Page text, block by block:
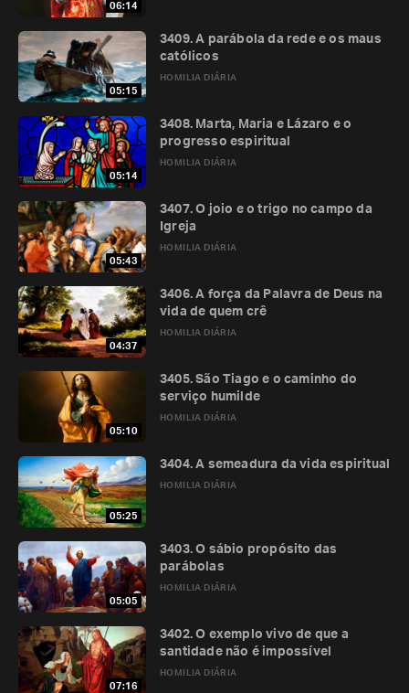
06:14
05:15
HOMILIA DIÁRIA
3409. A parábola da rede e os maus
católicos
05:14
HOMILIA DIÁRIA
3408. Marta, Maria e Lázaro e o
progresso espiritual
05:43
HOMILIA DIÁRIA
3407. O joio e o trigo no campo da
Igreja
04:37
HOMILIA DIÁRIA
3406. A força da Palavra de Deus na
vida de quem crê
05:10
HOMILIA DIÁRIA
3405. São Tiago e o caminho do
serviço humilde
05:25
HOMILIA DIÁRIA
3404. A semeadura da vida espiritual
05:05
HOMILIA DIÁRIA
3403. O sábio propósito das
parábolas
07:16
HOMILIA DIÁRIA
3402. O exemplo vivo de que a
santidade não é impossível